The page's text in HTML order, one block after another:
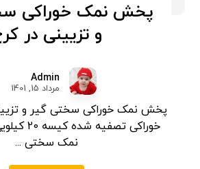
پخش نمک خوراکی
و تزیینی در
Admin
مرداد 15, 1401
پخش نمک خوراکی سختی گیر و
خوراکی
نمک سختی ...